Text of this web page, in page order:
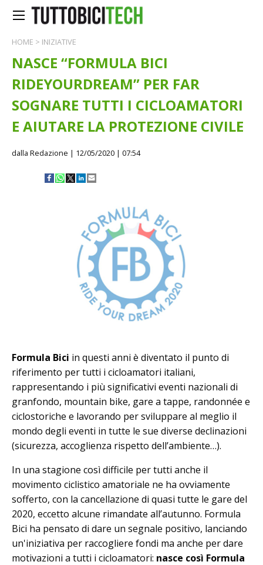
HOME > INIZIATIVE
NASCE “FORMULA BICI
RIDEYOURDREAM” PER FAR
SOGNARE TUTTI I CICLOAMATORI
E AIUTARE LA PROTEZIONE CIVILE
dalla Redazione | 12/05/2020 | 07:54
Formula Bici in questi anni è diventato il punto di
riferimento per tutti i cicloamatori italiani,
rappresentando i più significativi eventi nazionali di
granfondo, mountain bike, gare a tappe, randonnée e
ciclostoriche e lavorando per sviluppare al meglio il
mondo degli eventi in tutte le sue diverse declinazioni
(sicurezza, accoglienza rispetto dell’ambiente…).
In una stagione così difficile per tutti anche il
movimento ciclistico amatoriale ne ha ovviamente
sofferto, con la cancellazione di quasi tutte le gare del
2020, eccetto alcune rimandate all’autunno. Formula
Bici ha pensato di dare un segnale positivo, lanciando
un'iniziativa per raccogliere fondi ma anche per dare
motivazioni a tutti i cicloamatori: nasce così Formula